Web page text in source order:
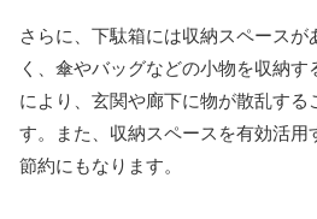
さらに、下駄箱には収納スペースが
く、傘やバッグなどの小物を収納
により、玄関や廊下に物が散乱する
す。また、収納スペースを有効活用
節約にもなります。